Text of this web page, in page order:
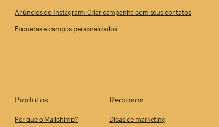
Anúncios do Instagram: Criar campanha com seus contatos
Etiquetas e campos personalizados
Produtos
Por que o Mailchimp?
Recursos
Dicas de marketing